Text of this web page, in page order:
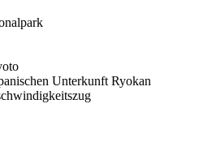
Unterkunft Ryokan